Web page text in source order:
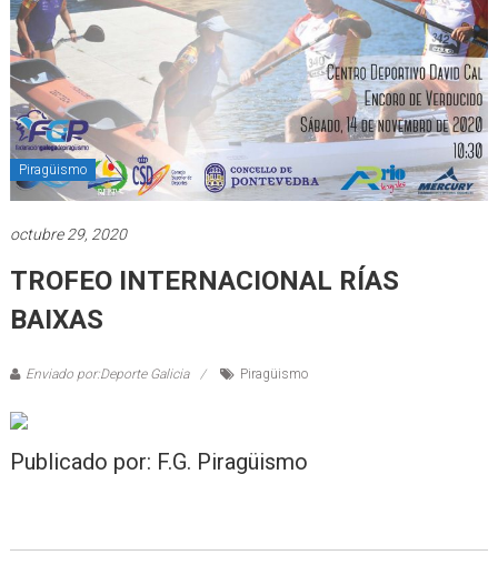
Piragüismo
octubre 29, 2020
TROFEO INTERNACIONAL RÍAS
BAIXAS
Enviado por:Deporte Galicia Piragüismo
Publicado por: F.G. Piragüismo